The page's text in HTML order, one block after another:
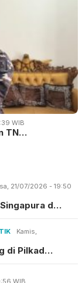
WIB
TN…
21/07/2026 - 19:50
d…
Kamis,
di Pilkad…